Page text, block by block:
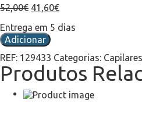
52,00€ 41,60€
Entrega em 5 dias
Adicionar
REF: 129433 Categorias: Capilares
Produtos